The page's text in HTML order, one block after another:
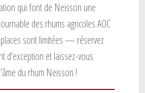
qui font de Neisson une
des rhums agricoles AOC
sont limitées — réservez
d’exception et laissez-vous
du rhum Neisson !